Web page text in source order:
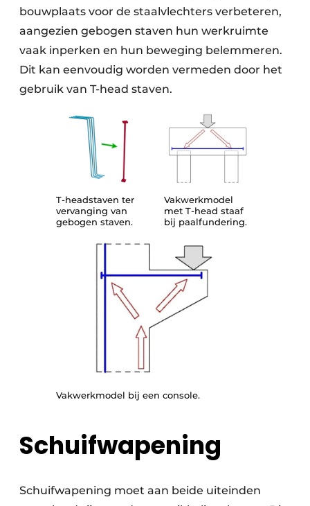
bouwplaats voor de staalvlechters verbeteren,
aangezien gebogen staven hun werkruimte
vaak inperken en hun beweging belemmeren.
Dit kan eenvoudig worden vermeden door het
gebruik van T-head staven.
T-headstaven ter
vervanging van
gebogen staven.
Vakwerkmodel
met T-head staaf
bij paalfundering.
Vakwerkmodel bij een console.
Schuifwapening
Schuifwapening moet aan beide uiteinden